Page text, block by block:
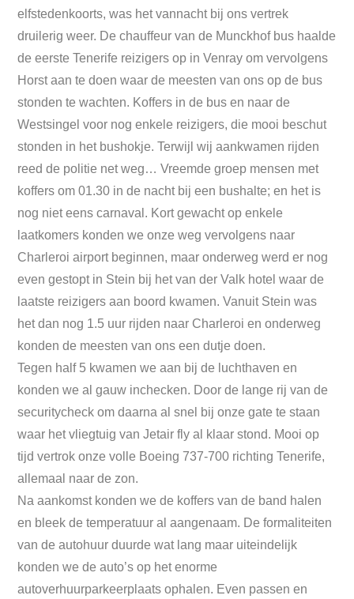
elfstedenkoorts, was het vannacht bij ons vertrek
druilerig weer. De chauffeur van de Munckhof bus haalde
de eerste Tenerife reizigers op in Venray om vervolgens
Horst aan te doen waar de meesten van ons op de bus
stonden te wachten. Koffers in de bus en naar de
Westsingel voor nog enkele reizigers, die mooi beschut
stonden in het bushokje. Terwijl wij aankwamen rijden
reed de politie net weg… Vreemde groep mensen met
koffers om 01.30 in de nacht bij een bushalte; en het is
nog niet eens carnaval. Kort gewacht op enkele
laatkomers konden we onze weg vervolgens naar
Charleroi airport beginnen, maar onderweg werd er nog
even gestopt in Stein bij het van der Valk hotel waar de
laatste reizigers aan boord kwamen. Vanuit Stein was
het dan nog 1.5 uur rijden naar Charleroi en onderweg
konden de meesten van ons een dutje doen.
Tegen half 5 kwamen we aan bij de luchthaven en
konden we al gauw inchecken. Door de lange rij van de
securitycheck om daarna al snel bij onze gate te staan
waar het vliegtuig van Jetair fly al klaar stond. Mooi op
tijd vertrok onze volle Boeing 737-700 richting Tenerife,
allemaal naar de zon.
Na aankomst konden we de koffers van de band halen
en bleek de temperatuur al aangenaam. De formaliteiten
van de autohuur duurde wat lang maar uiteindelijk
konden we de auto’s op het enorme
autoverhuurparkeerplaats ophalen. Even passen en